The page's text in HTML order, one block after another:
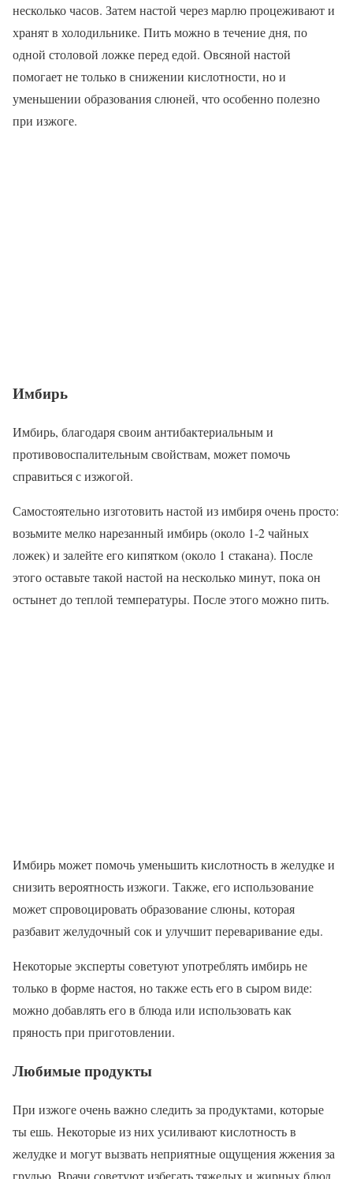
несколько часов. Затем настой через марлю процеживают и
хранят в холодильнике. Пить можно в течение дня, по
одной столовой ложке перед едой. Овсяной настой
помогает не только в снижении кислотности, но и
уменьшении образования слюней, что особенно полезно
при изжоге.
Имбирь
Имбирь, благодаря своим антибактериальным и
противовоспалительным свойствам, может помочь
справиться с изжогой.
Самостоятельно изготовить настой из имбиря очень просто:
возьмите мелко нарезанный имбирь (около 1-2 чайных
ложек) и залейте его кипятком (около 1 стакана). После
этого оставьте такой настой на несколько минут, пока он
остынет до теплой температуры. После этого можно пить.
Имбирь может помочь уменьшить кислотность в желудке и
снизить вероятность изжоги. Также, его использование
может спровоцировать образование слюны, которая
разбавит желудочный сок и улучшит переваривание еды.
Некоторые эксперты советуют употреблять имбирь не
только в форме настоя, но также есть его в сыром виде:
можно добавлять его в блюда или использовать как
пряность при приготовлении.
Любимые продукты
При изжоге очень важно следить за продуктами, которые
ты ешь. Некоторые из них усиливают кислотность в
желудке и могут вызвать неприятные ощущения жжения за
грудью. Врачи советуют избегать тяжелых и жирных блюд,